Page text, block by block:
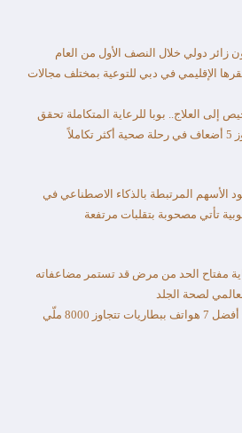
الإقليمي في دبي للتوعية بمختلف مجالات
إلى العلاج.. بوبا للرعاية المتكاملة تحقق
الأسهم المرتبطة بالذكاء الاصطناعي في
تأتي مصحوبة بتقلبات مرتفعة
مفتاح الحد من مرض قد تستمر مضاعفاته
لصحة الجلد
ترشيحات أفضل 7 هواتف ببطاريات تتجاوز 8000 ملّي